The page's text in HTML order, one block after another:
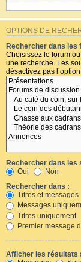
OPTIONS DE
Rechercher dans les
Choisissez le forum
une recherche. Les
désactivez pas
Rechercher dans les
Oui
Non
Rechercher dans :
Titres et messages
Messages
Titres uniquement
Premier message
Afficher les résultats